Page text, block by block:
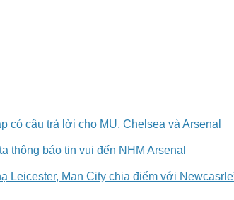
có câu trả lời cho MU, Chelsea và Arsenal
thông báo tin vui đến NHM Arsenal
Leicester, Man City chia điểm với